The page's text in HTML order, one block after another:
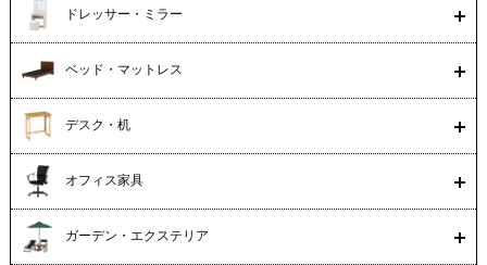
ドレッサー・ミラー
ベッド・マットレス
デスク・机
オフィス家具
ガーデン・エクステリア